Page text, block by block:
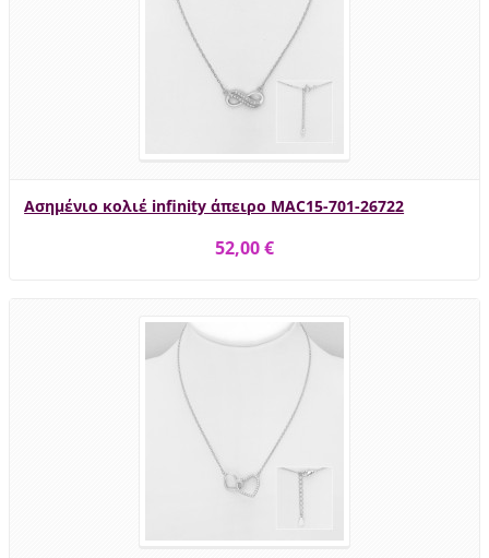
Ασημένιο κολιέ infinity άπειρο MAC15-701-26722
52,00 €